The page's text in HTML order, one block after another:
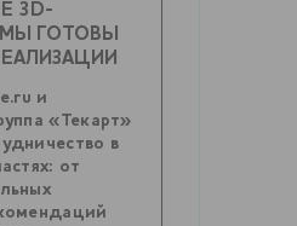
3D-
ГОТОВЫ
и
«Текарт»
в
от